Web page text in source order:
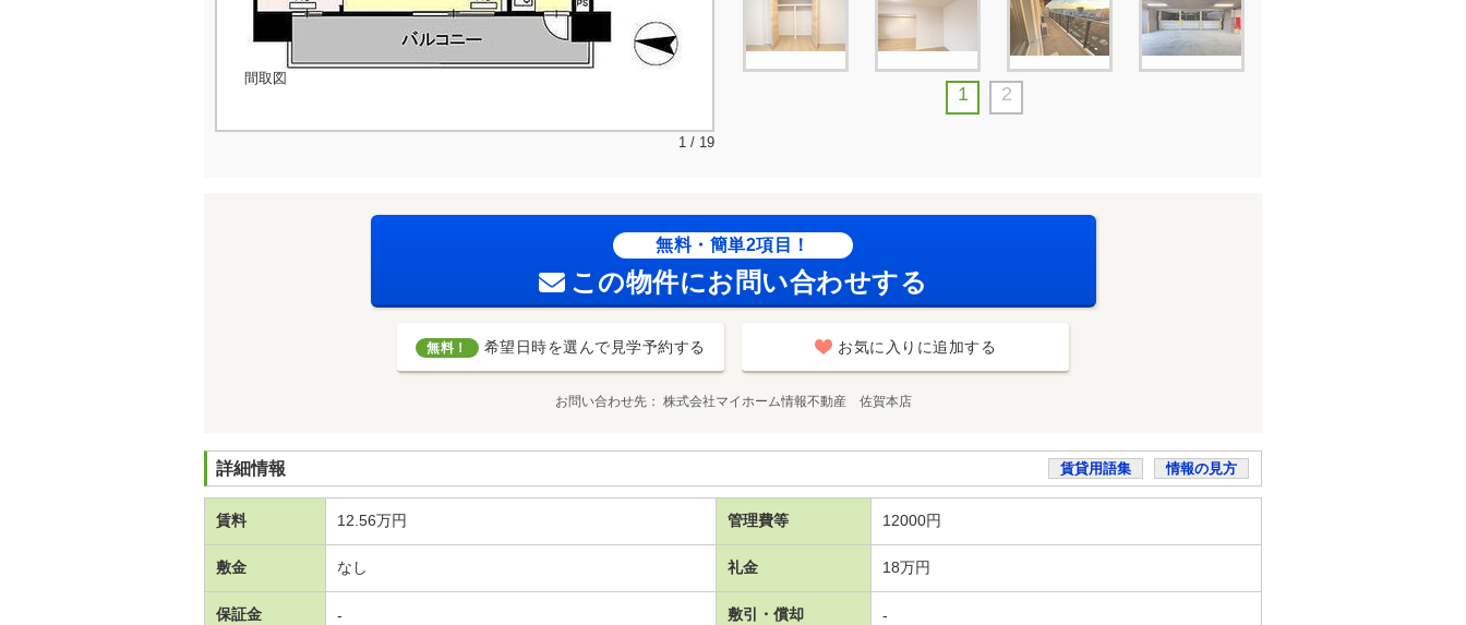
間取図
1 / 19
1 2
無料・簡単2項目！
この物件にお問い合わせする
無料！ 希望日時を選んで見学予約する お気に入りに追加する
お問い合わせ先 株式会社マイホーム情報不動産 佐賀本店
詳細情報 賃貸用語集 情報の見方
賃料 12.56万円 管理費等 12000円
敷金 なし 礼金 18万円
保証金 - 敷引・償却 -